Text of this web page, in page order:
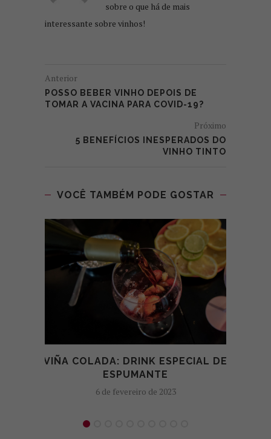
sobre o que há de mais
interessante sobre vinhos!
Anterior
POSSO BEBER VINHO DEPOIS DE
TOMAR A VACINA PARA COVID-19?
Próximo
5 BENEFÍCIOS INESPERADOS DO
VINHO TINTO
VOCÊ TAMBÉM PODE GOSTAR
VIÑA COLADA: DRINK ESPECIAL DE
ESPUMANTE
6 de fevereiro de 2023